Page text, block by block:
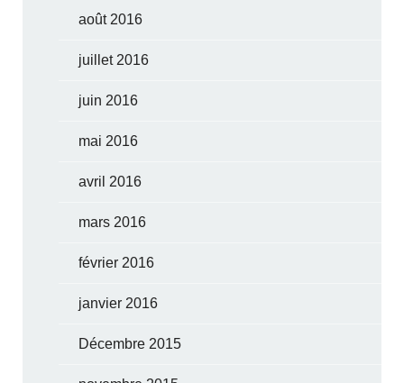
août 2016
juillet 2016
juin 2016
mai 2016
avril 2016
mars 2016
février 2016
janvier 2016
Décembre 2015